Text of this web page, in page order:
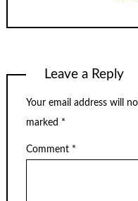
Leave a Reply
Your email address will
marked *
Comment *